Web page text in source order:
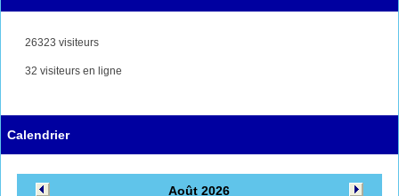
26323 visiteurs
32 visiteurs en ligne
Calendrier